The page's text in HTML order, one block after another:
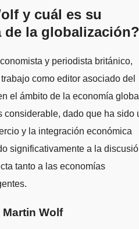
y cuál es su
de la globalización?
y periodista británico,
como editor asociado del
el ámbito de la economía
dado que ha sido
y la integración económica
significativamente a la
tanto a las economías
Wolf